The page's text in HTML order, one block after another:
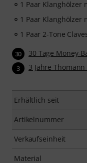
1 Paar Klanghölzer
1 Paar Klanghölzer
1 Paar 2-Tone
30 30 Tage Money-
3 3 Jahre
Erhältlich seit
Artikelnummer
Verkaufseinheit
Material